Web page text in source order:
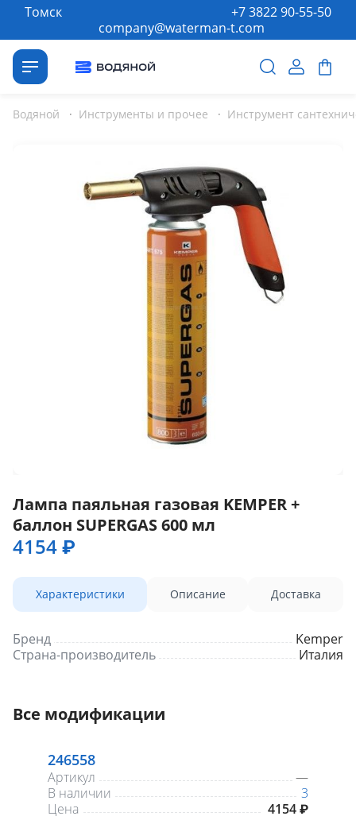
Томск
company@waterman-t.com
+7 3822 90-55-50
Водяной · Инструменты и прочее · Инструмент
Лампа паяльная газовая KEMPER +
баллон SUPERGAS 600 мл
4154 ₽
Характеристики Описание Доставка
Бренд
Kemper
Страна-производитель
Италия
Все модификации
246558
Артикул
—
В наличии
3
Цена
4154 ₽